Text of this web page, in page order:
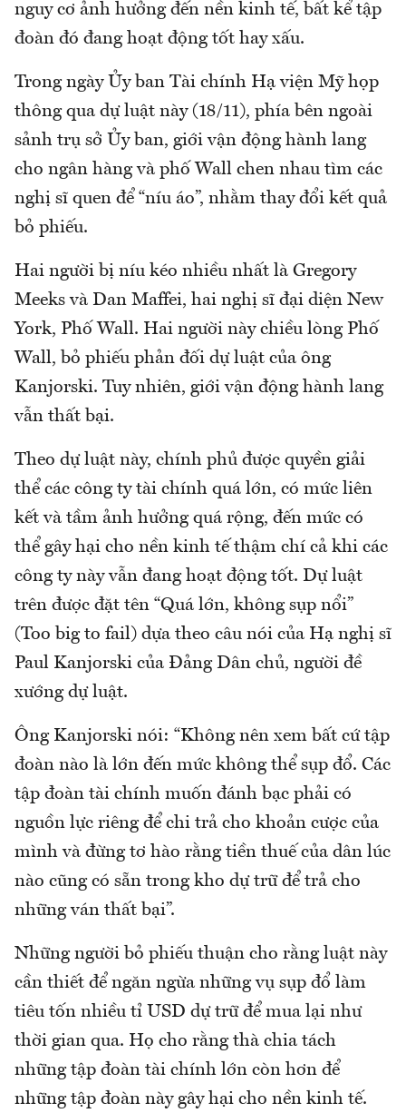
nguy cơ ảnh hưởng đến nền kinh tế, bất kể tập
đoàn đó đang hoạt động tốt hay xấu.
Trong ngày Ủy ban Tài chính Hạ viện Mỹ họp
thông qua dự luật này (18/11), phía bên ngoài
sảnh trụ sở Ủy ban, giới vận động hành lang
cho ngân hàng và phố Wall chen nhau tìm các
nghị sĩ quen để “níu áo”, nhằm thay đổi kết quả
bỏ phiếu.
Hai người bị níu kéo nhiều nhất là Gregory
Meeks và Dan Maffei, hai nghị sĩ đại diện New
York, Phố Wall. Hai người này chiều lòng Phố
Wall, bỏ phiếu phản đối dự luật của ông
Kanjorski. Tuy nhiên, giới vận động hành lang
vẫn thất bại.
Theo dự luật này, chính phủ được quyền giải
thể các công ty tài chính quá lớn, có mức liên
kết và tầm ảnh hưởng quá rộng, đến mức có
thể gây hại cho nền kinh tế thậm chí cả khi các
công ty này vẫn đang hoạt động tốt. Dự luật
trên được đặt tên “Quá lớn, không sụp nổi”
(Too big to fail) dựa theo câu nói của Hạ nghị sĩ
Paul Kanjorski của Đảng Dân chủ, người đề
xướng dự luật.
Ông Kanjorski nói: “Không nên xem bất cứ tập
đoàn nào là lớn đến mức không thể sụp đổ. Các
tập đoàn tài chính muốn đánh bạc phải có
nguồn lực riêng để chi trả cho khoản cược của
mình và đừng tơ hào rằng tiền thuế của dân lúc
nào cũng có sẵn trong kho dự trữ để trả cho
những ván thất bại”.
Những người bỏ phiếu thuận cho rằng luật này
cần thiết để ngăn ngừa những vụ sụp đổ làm
tiêu tốn nhiều tỉ USD dự trữ để mua lại như
thời gian qua. Họ cho rằng thà chia tách
những tập đoàn tài chính lớn còn hơn để
những tập đoàn này gây hại cho nền kinh tế.